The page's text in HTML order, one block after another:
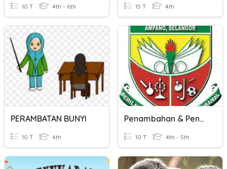
10 T 4th - 6th 15 T 4th
PERAMBATAN BUNYI
10 T 4th
Penambahan & Penolakan Jisim Dan Isipadu Cecair Tahun 5
10 T 4th - 5th